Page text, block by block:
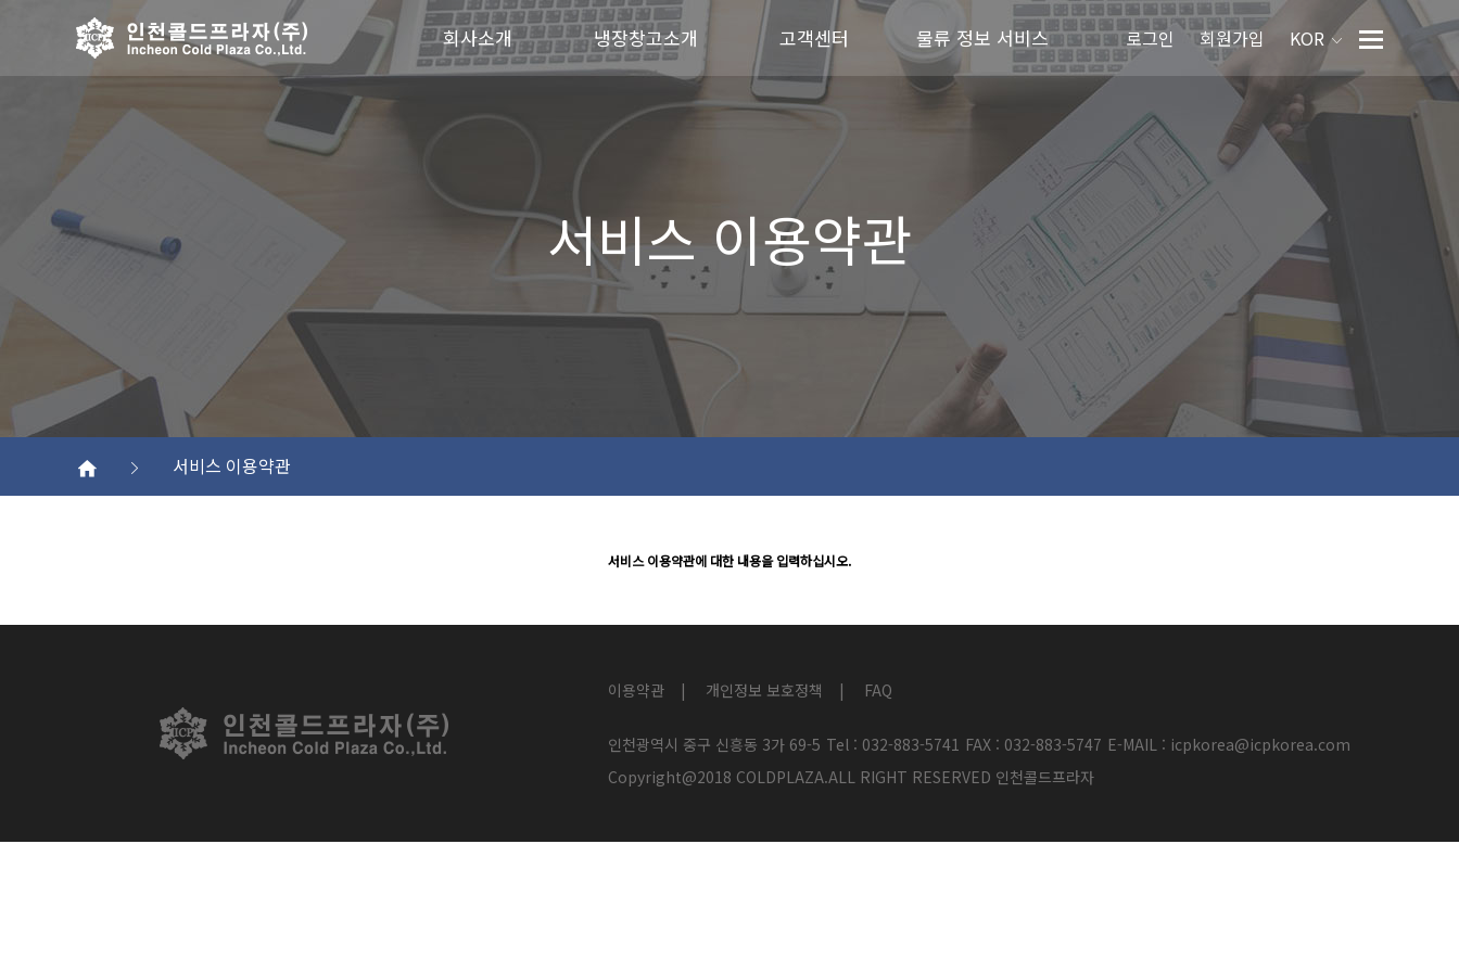
회사소개 냉장창고소개 고객센터 물류 정보 서비스 로그인 회원가입 KOR
서비스 이용약관
서비스 이용약관
서비스 이용약관에 대한 내용을 입력하십시오.
이용약관 개인정보 보호정책 FAQ
인천광역시 중구 신흥동 3가 69-5 Tel : 032-883-5741 FAX : 032-883-5747 E-MAIL : icpkorea@icpkorea.com
Copyright@2018 COLDPLAZA.ALL RIGHT RESERVED 인천콜드프라자